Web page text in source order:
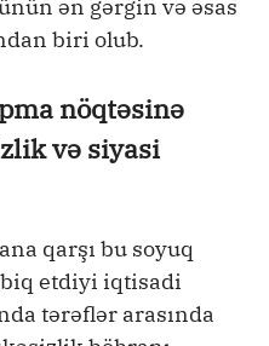
ən gərgin və əsas
biri olub.
nöqtəsinə
və siyasi
qarşı bu soyuq
etdiyi iqtisadi
tərəflər arasında